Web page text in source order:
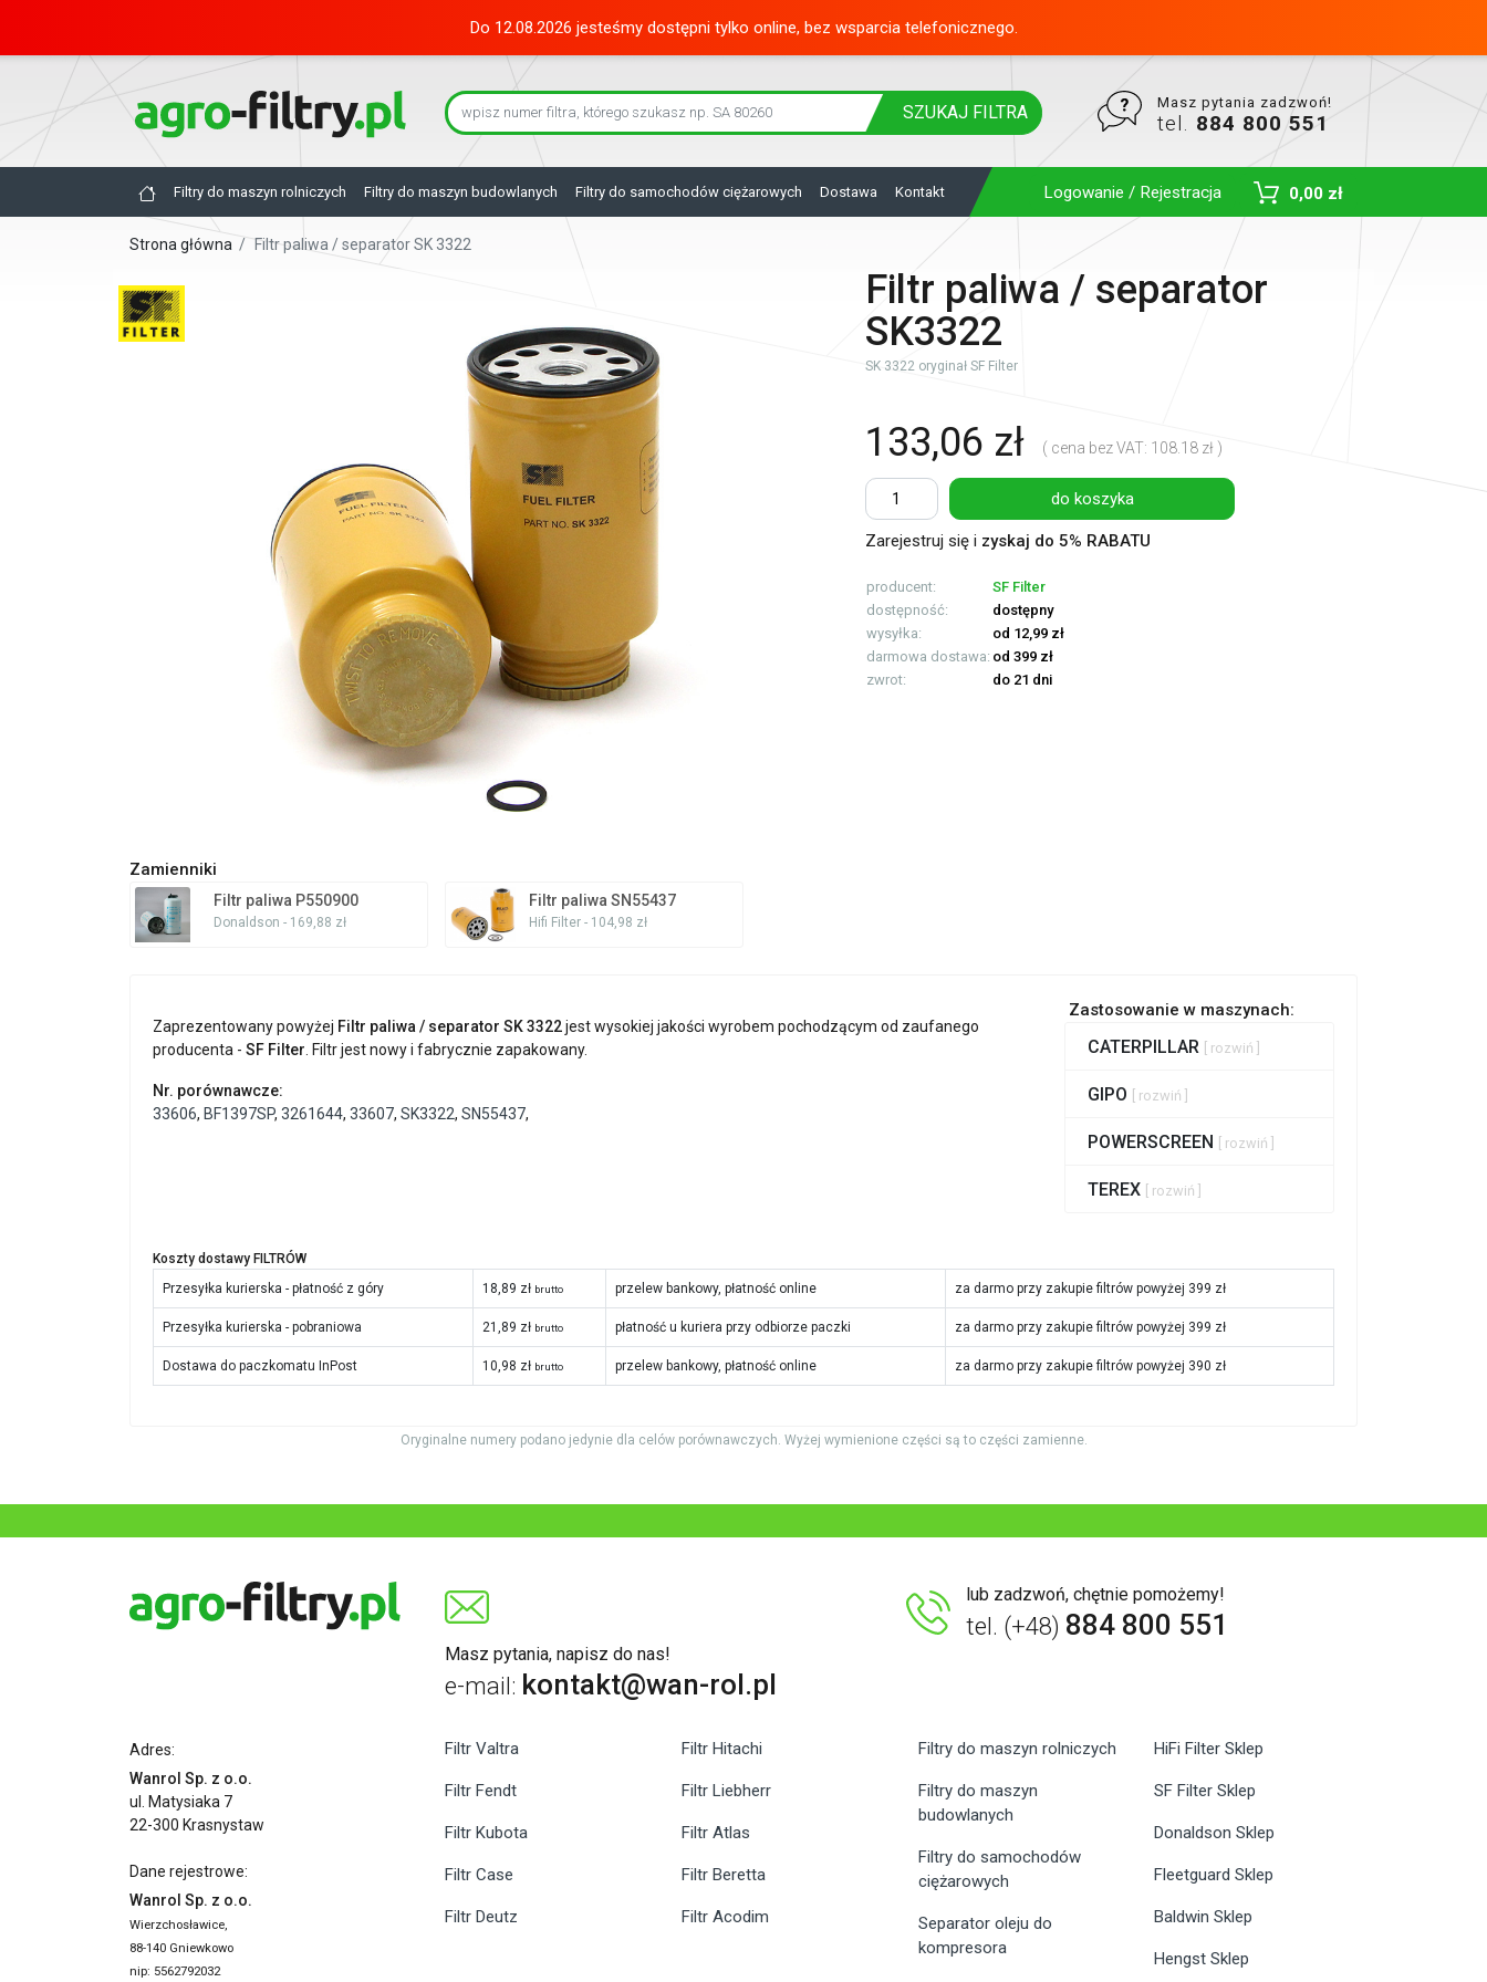
Do 12.08.2026 jesteśmy dostępni tylko online, bez wsparcia telefonicznego.
SZUKAJ FILTRA Masz pytania zadzwoń!
tel. 884 800 551
Filtry do maszyn rolniczych Filtry do maszyn budowlanych Filtry do samochodów ciężarowych Dostawa Kontakt Logowanie / Rejestracja 0,00 zł
Toggle Dropdown
Strona główna / Filtr paliwa / separator SK 3322
Filtr paliwa / separator
SK3322
SK 3322 oryginał SF Filter
133,06 zł ( cena bez VAT: 108.18 zł )
do koszyka
Zarejestruj się i zyskaj do 5% RABATU
producent:
SF Filter
dostępność:
dostępny
wysyłka:
od 12,99 zł
darmowa dostawa: od 399 zł
zwrot:
do 21 dni
Zamienniki
Filtr paliwa P550900
Donaldson - 169,88 zł
Filtr paliwa SN55437
Hifi Filter - 104,98 zł
Zaprezentowany powyżej Filtr paliwa / separator SK 3322jest wysokiej jakości wyrobem pochodzącym od zaufanego
producenta - SF Filter. Filtr jest nowy i fabrycznie zapakowany.
Nr. porównawcze:
33606, BF1397SP, 3261644, 33607, SK3322, SN55437,
Zastosowanie w maszynach:
CATERPILLAR [ rozwiń ]
GIPO [ rozwiń ]
POWERSCREEN [ rozwiń ]
TEREX [ rozwiń ]
Koszty dostawy FILTRÓW
Przesyłka kurierska - płatność z góry
18,89 zł brutto przelew bankowy, płatność online za darmo przy zakupie filtrów powyżej 399 zł
Przesyłka kurierska - pobraniowa 21,89 zł brutto płatność u kuriera przy odbiorze paczki za darmo przy zakupie filtrów powyżej 399 zł
Dostawa do paczkomatu InPost 10,98 zł brutto przelew bankowy, płatność online za darmo przy zakupie filtrów powyżej 390 zł
Oryginalne numery podano jedynie dla celów porównawczych. Wyżej wymienione części są to części zamienne.
Masz pytania, napisz do nas!
e-mail: kontakt@wan-rol.pl
lub zadzwoń, chętnie pomożemy!
tel. (+48) 884 800 551
Adres:
Wanrol Sp. z o.o.
ul. Matysiaka 7
22-300 Krasnystaw
Dane rejestrowe:
Wanrol Sp. z o.o.
Wierzchosławice,
88-140 Gniewkowo
nip: 5562792032
Filtr Valtra
Filtr Fendt
Filtr Kubota
Filtr Case
Filtr Deutz
Filtr Hitachi
Filtr Liebherr
Filtr Atlas
Filtr Beretta
Filtr Acodim
Filtry do maszyn rolniczych
Filtry do maszyn
budowlanych
Filtry do samochodów
ciężarowych
Separator oleju do
kompresora
HiFi Filter Sklep
SF Filter Sklep
Donaldson Sklep
Fleetguard Sklep
Baldwin Sklep
Hengst Sklep